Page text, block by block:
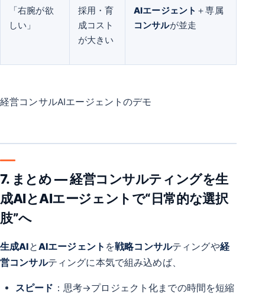
「右腕が欲
しい」
採用・育
成コスト
が大きい
AIエージェント ＋専属
コンサルが並走
経営コンサルAIエージェントのデモ
7. まとめ ― 経営コンサルティングを生
成AIとAIエージェントで“日常的な選択
肢”へ
生成AIとAIエージェント を戦略コンサルティングや経
営コンサルティングに本気で組み込めば、
スピード ：思考→プロジェクト化までの時間を短縮